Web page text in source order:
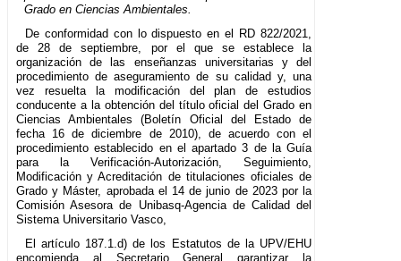
Grado en Ciencias Ambientales.
De conformidad con lo dispuesto en el RD 822/2021,
de 28 de septiembre, por el que se establece la
organización de las enseñanzas universitarias y del
procedimiento de aseguramiento de su calidad y, una
vez resuelta la modificación del plan de estudios
conducente a la obtención del título oficial del Grado en
Ciencias Ambientales (Boletín Oficial del Estado de
fecha 16 de diciembre de 2010), de acuerdo con el
procedimiento establecido en el apartado 3 de la Guía
para la Verificación-Autorización, Seguimiento,
Modificación y Acreditación de titulaciones oficiales de
Grado y Máster, aprobada el 14 de junio de 2023 por la
Comisión Asesora de Unibasq-Agencia de Calidad del
Sistema Universitario Vasco,
El artículo 187.1.d) de los Estatutos de la UPV/EHU
encomienda al Secretario General garantizar la